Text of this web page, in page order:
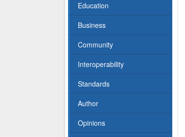
Education
Business
Community
Interoperability
Standards
Author
Opinions